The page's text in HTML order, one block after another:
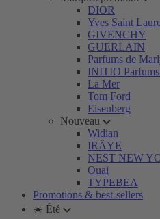
DIOR
Yves Saint
GIVENCHY
GUERLAIN
Parfums de
INITIO
La Mer
Tom Ford
Eisenberg
Nouveau
Widian
IRÄYE
NEST NEW
Ouai
TYPEBEA
Promotions & best-sellers
☀️ Été